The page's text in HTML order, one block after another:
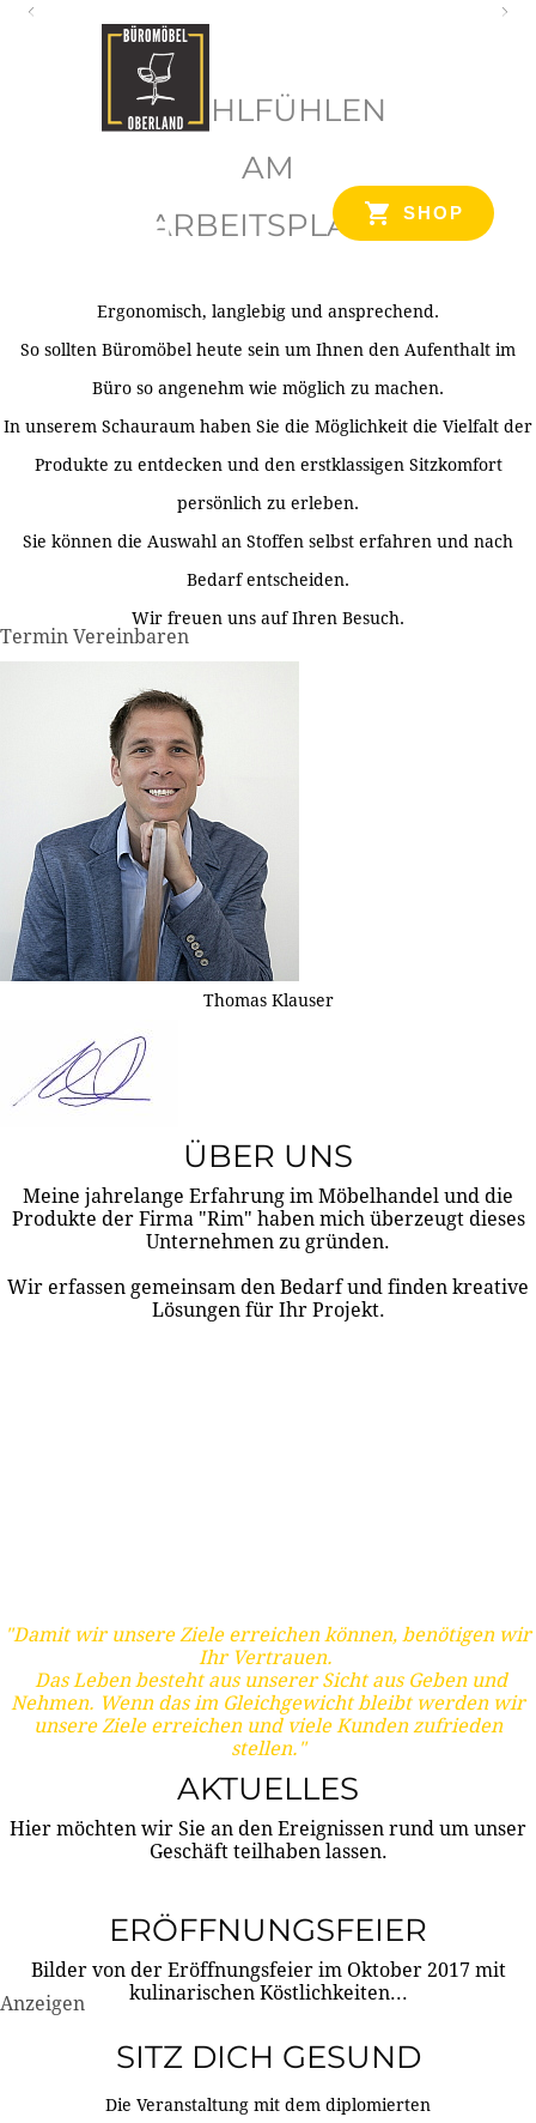
SHOP
WOHLFÜHLEN
AM
ARBEITSPLATZ
Ergonomisch, langlebig und ansprechend.
So sollten Büromöbel heute sein um Ihnen den Aufenthalt im
Büro so angenehm wie möglich zu machen.
In unserem Schauraum haben Sie die Möglichkeit die Vielfalt der
Produkte zu entdecken und den erstklassigen Sitzkomfort
persönlich zu erleben.
Sie können die Auswahl an Stoffen selbst erfahren und nach
Bedarf entscheiden.
Wir freuen uns auf Ihren Besuch.
Termin Vereinbaren
Thomas Klauser
ÜBER UNS
Meine jahrelange Erfahrung im Möbelhandel und die
Produkte der Firma "Rim" haben mich überzeugt dieses
Unternehmen zu gründen.
Wir erfassen gemeinsam den Bedarf und finden kreative
Lösungen für Ihr Projekt.
"Damit wir unsere Ziele erreichen können, benötigen wir
Ihr Vertrauen.
Das Leben besteht aus unserer Sicht aus Geben und
Nehmen. Wenn das im Gleichgewicht bleibt werden wir
unsere Ziele erreichen und viele Kunden zufrieden
stellen."
AKTUELLES
Hier möchten wir Sie an den Ereignissen rund um unser
Geschäft teilhaben lassen.
ERÖFFNUNGSFEIER
Bilder von der Eröffnungsfeier im Oktober 2017 mit
kulinarischen Köstlichkeiten...
Anzeigen
SITZ DICH GESUND
Die Veranstaltung mit dem diplomierten